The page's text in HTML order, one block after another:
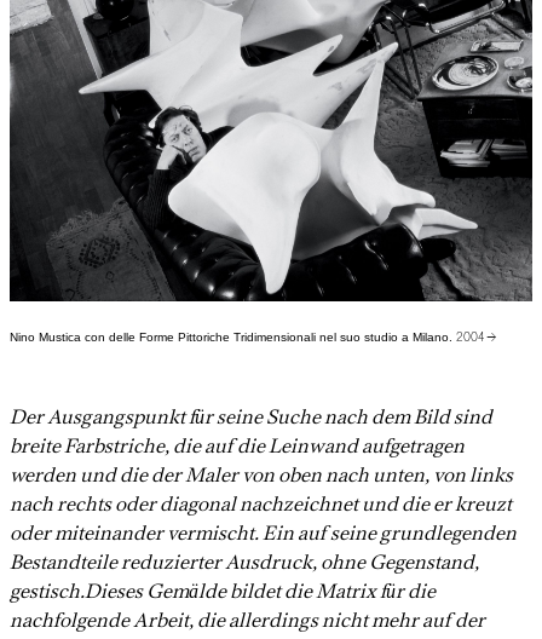
Nino Mustica con delle Forme Pittoriche Tridimensionali nel suo studio a Milano. 2004 →
Der Ausgangspunkt für seine Suche nach dem Bild sind
breite Farbstriche, die auf die Leinwand aufgetragen
werden und die der Maler von oben nach unten, von links
nach rechts oder diagonal nachzeichnet und die er kreuzt
oder miteinander vermischt. Ein auf seine grundlegenden
Bestandteile reduzierter Ausdruck, ohne Gegenstand,
gestisch.Dieses Gemälde bildet die Matrix für die
nachfolgende Arbeit, die allerdings nicht mehr auf der